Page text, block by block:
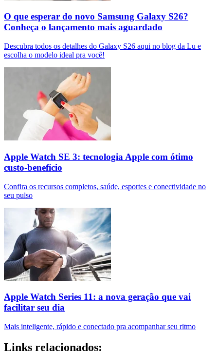
O que esperar do novo Samsung Galaxy S26?
Conheça o lançamento mais aguardado
Descubra todos os detalhes do Galaxy S26 aqui no blog da Lu e
escolha o modelo ideal pra você!
Apple Watch SE 3: tecnologia Apple com ótimo
custo-benefício
Confira os recursos completos, saúde, esportes e conectividade no
seu pulso
Apple Watch Series 11: a nova geração que vai
facilitar seu dia
Mais inteligente, rápido e conectado pra acompanhar seu ritmo
Links relacionados: